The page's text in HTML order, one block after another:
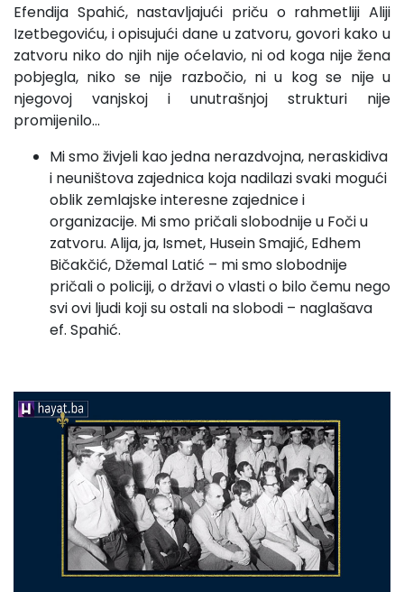
Efendija Spahić, nastavljajući priču o rahmetliji Aliji
Izetbegoviću, i opisujući dane u zatvoru, govori kako u
zatvoru niko do njih nije oćelavio, ni od koga nije žena
pobjegla, niko se nije razbočio, ni u kog se nije u
njegovoj vanjskoj i unutrašnjoj strukturi nije
promijenilo…
Mi smo živjeli kao jedna nerazdvojna, neraskidiva
i neuništova zajednica koja nadilazi svaki mogući
oblik zemlajske interesne zajednice i
organizacije. Mi smo pričali slobodnije u Foči u
zatvoru. Alija, ja, Ismet, Husein Smajić, Edhem
Bičakčić, Džemal Latić – mi smo slobodnije
pričali o policiji, o državi o vlasti o bilo čemu nego
svi ovi ljudi koji su ostali na slobodi – naglašava
ef. Spahić.